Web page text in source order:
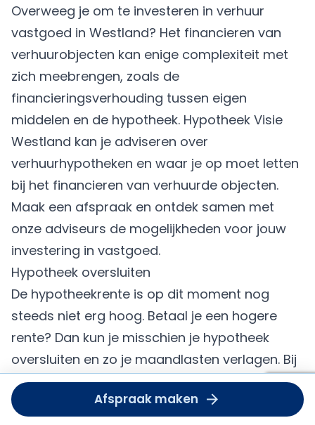
Overweeg je om te investeren in verhuur
vastgoed in Westland? Het financieren van
verhuurobjecten kan enige complexiteit met
zich meebrengen, zoals de
financieringsverhouding tussen eigen
middelen en de hypotheek. Hypotheek Visie
Westland kan je adviseren over
verhuurhypotheken en waar je op moet letten
bij het financieren van verhuurde objecten.
Maak een afspraak en ontdek samen met
onze adviseurs de mogelijkheden voor jouw
investering in vastgoed.
Hypotheek oversluiten
De hypotheekrente is op dit moment nog
steeds niet erg hoog. Betaal je een hogere
rente? Dan kun je misschien je hypotheek
oversluiten en zo je maandlasten verlagen. Bij
Hypotheek Visie Westland weten we hoe dit
zit. Aan het oversluiten van je hypotheek zijn
Afspraak maken
Om
dient